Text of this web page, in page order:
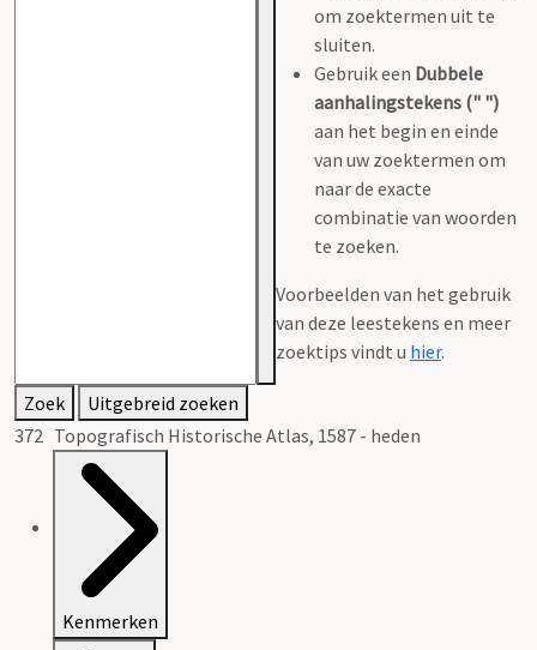
om zoektermen uit te
sluiten.
Gebruik een Dubbele
aanhalingstekens (" ")
aan het begin en einde
van uw zoektermen om
naar de exacte
combinatie van woorden
te zoeken.
Voorbeelden van het gebruik
van deze leestekens en meer
zoektips vindt u hier.
Zoek
Uitgebreid zoeken
372 Topografisch Historische Atlas, 1587 - heden
Kenmerken